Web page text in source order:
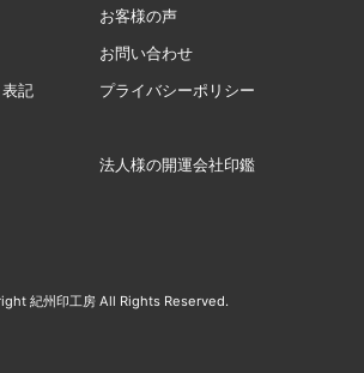
お客様の声
お問い合わせ
記 プライバシーポリシー
法人様の開運会社印鑑
紀州印工房 All Rights Reserved.